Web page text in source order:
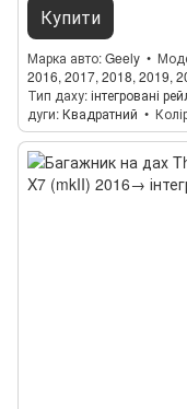
Купити
Марка авто Geely
2016, 2017, 2018, 2019,
Тип даху інтегровані
дуги Квадратний